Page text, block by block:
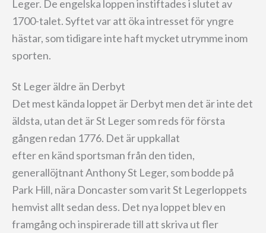
Leger. De engelska loppen instiftades i slutet av
1700-talet. Syftet var att öka intresset för yngre
hästar, som tidigare inte haft mycket utrymme inom
sporten.
St Leger äldre än Derbyt
Det mest kända loppet är Derbyt men det är inte det
äldsta, utan det är St Leger som reds för första
gången redan 1776. Det är uppkallat
efter en känd sportsman från den tiden,
generallöjtnant Anthony St Leger, som bodde på
Park Hill, nära Doncaster som varit St Legerloppets
hemvist allt sedan dess. Det nya loppet blev en
framgång och inspirerade till att skriva ut fler